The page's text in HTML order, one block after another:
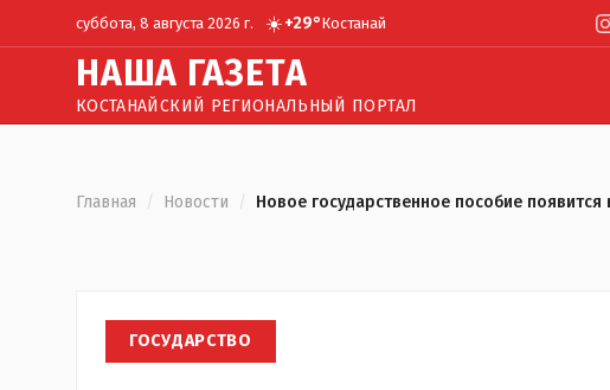
суббота, 8 августа 2026 г. ☀️+29°Костанай
НАША ГАЗЕТА
КОСТАНАЙСКИЙ РЕГИОНАЛЬНЫЙ ПОРТАЛ
Главная / Новости / Новое государственное пособие появится
ГОСУДАРСТВО